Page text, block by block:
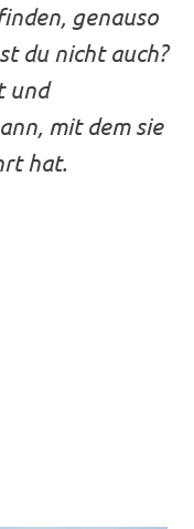
genauso
du nicht auch?
und
mit dem sie
hat.